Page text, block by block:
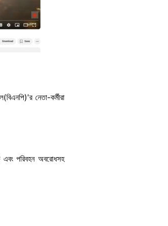
নেতা-কর্মীরা
এবং পরিবহন অবরোধসহ